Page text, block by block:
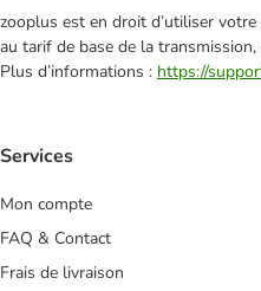
zooplus est en droit d’utiliser
au tarif de base de la
Plus d’informations : https://
Services
Mon compte
FAQ & Contact
Frais de livraison